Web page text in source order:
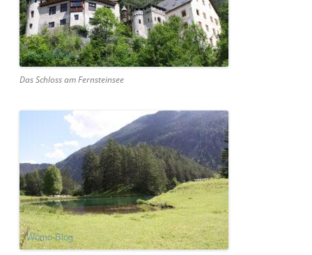
Das Schloss am Fernsteinsee